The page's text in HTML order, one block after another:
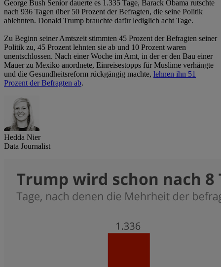
George Bush Senior dauerte es 1.335 Tage, Barack Obama rutschte
nach 936 Tagen über 50 Prozent der Befragten, die seine Politik
ablehnten. Donald Trump brauchte dafür lediglich acht Tage.
Zu Beginn seiner Amtszeit stimmten 45 Prozent der Befragten seiner
Politik zu, 45 Prozent lehnten sie ab und 10 Prozent waren
unentschlossen. Nach einer Woche im Amt, in der er den Bau einer
Mauer zu Mexiko anordnete, Einreisestopps für Muslime verhängte
und die Gesundheitsreform rückgängig machte, lehnen ihn 51
Prozent der Befragten ab.
Hedda Nier
Data Journalist